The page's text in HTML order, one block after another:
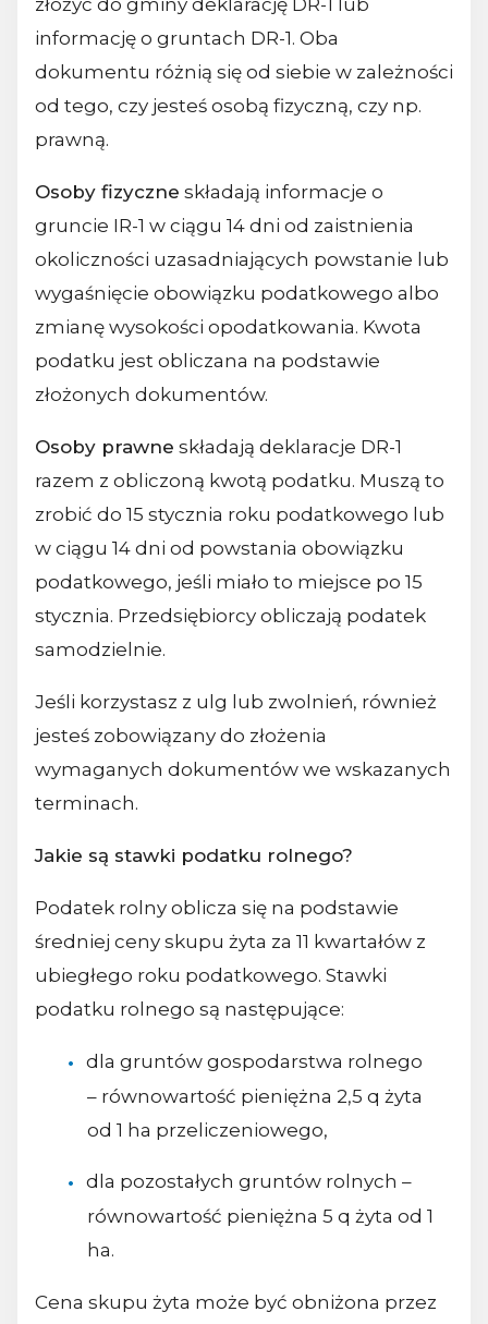
złożyć do gminy deklarację DR-1 lub
informację o gruntach DR-1. Oba
dokumentu różnią się od siebie w zależności
od tego, czy jesteś osobą fizyczną, czy np.
prawną.
Osoby fizyczne składają informacje o
gruncie IR-1 w ciągu 14 dni od zaistnienia
okoliczności uzasadniających powstanie lub
wygaśnięcie obowiązku podatkowego albo
zmianę wysokości opodatkowania. Kwota
podatku jest obliczana na podstawie
złożonych dokumentów.
Osoby prawne składają deklaracje DR-1
razem z obliczoną kwotą podatku. Muszą to
zrobić do 15 stycznia roku podatkowego lub
w ciągu 14 dni od powstania obowiązku
podatkowego, jeśli miało to miejsce po 15
stycznia. Przedsiębiorcy obliczają podatek
samodzielnie.
Jeśli korzystasz z ulg lub zwolnień, również
jesteś zobowiązany do złożenia
wymaganych dokumentów we wskazanych
terminach.
Jakie są stawki podatku rolnego?
Podatek rolny oblicza się na podstawie
średniej ceny skupu żyta za 11 kwartałów z
ubiegłego roku podatkowego. Stawki
podatku rolnego są następujące:
dla gruntów gospodarstwa rolnego
– równowartość pieniężna 2,5 q żyta
od 1 ha przeliczeniowego,
dla pozostałych gruntów rolnych –
równowartość pieniężna 5 q żyta od 1
ha.
Cena skupu żyta może być obniżona przez